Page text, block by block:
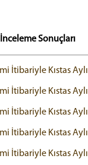
Sonuçları
İtibariyle Kıstas
İtibariyle Kıstas
İtibariyle Kıstas
İtibariyle Kıstas
İtibariyle Kıstas